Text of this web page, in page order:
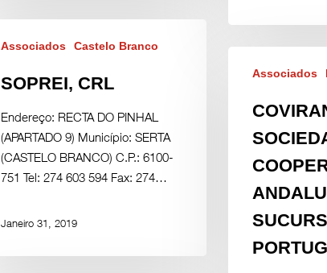
Associados
Castelo Branco
SOPREI, CRL
Endereço: RECTA DO PINHAL
(APARTADO 9) Município: SERTA
(CASTELO BRANCO) C.P.: 6100-
751 Tel: 274 603 594 Fax: 274…
Janeiro 31, 2019
Associados